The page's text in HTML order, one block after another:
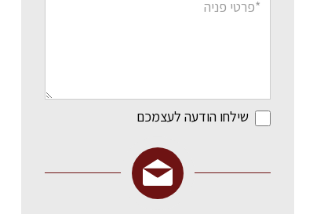
שילחו הודעה לעצמכם